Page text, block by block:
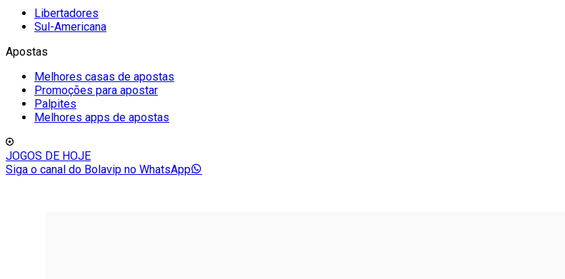
Libertadores
Sul-Americana
Apostas
Melhores casas de apostas
Promoções para apostar
Palpites
Melhores apps de apostas
JOGOS DE HOJE
Siga o canal do Bolavip no WhatsApp